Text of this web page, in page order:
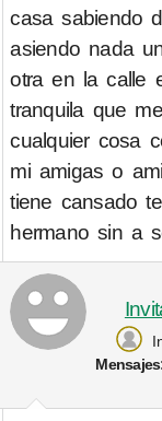
casa sabiendo
asiendo nada
otra en la calle
tranquila que
cualquier cosa
mi amigas o
tiene cansado
hermano sin a